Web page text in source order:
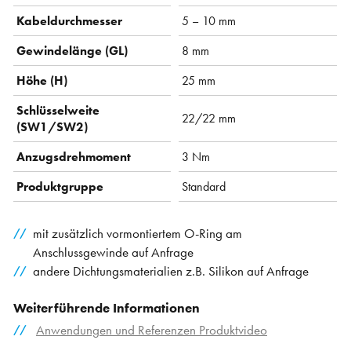
Kabeldurchmesser
5 – 10 mm
Gewindelänge (GL)
8 mm
Höhe (H)
25 mm
Schlüsselweite
(SW1/SW2)
22/22 mm
Anzugsdrehmoment
3 Nm
Produktgruppe
Standard
mit zusätzlich vormontiertem O-Ring am
Anschlussgewinde auf Anfrage
andere Dichtungsmaterialien z.B. Silikon auf Anfrage
Weiterführende Informationen
Anwendungen und Referenzen Produktvideo